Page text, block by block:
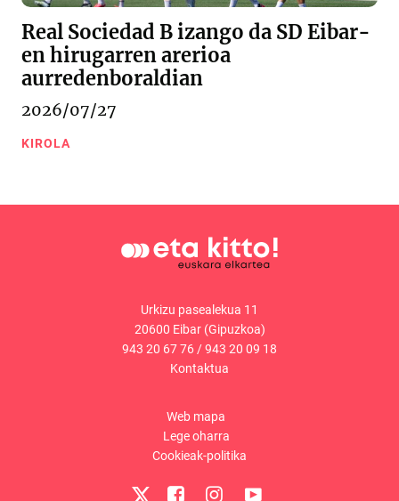
Real Sociedad B izango da SD Eibar-
en hirugarren arerioa
aurredenboraldian
2026/07/27
KIROLA
Urkizu pasealekua 11
20600 Eibar (Gipuzkoa)
943 20 67 76 /943 20 09 18
Kontaktua
Web mapa
Lege oharra
Cookieak-politika